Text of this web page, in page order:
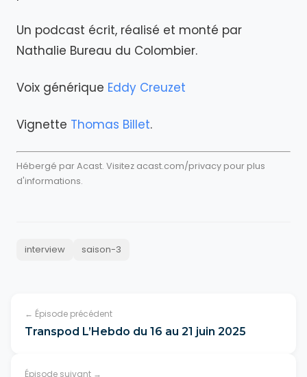
Un podcast écrit, réalisé et monté par
Nathalie Bureau du Colombier.
Voix générique Eddy Creuzet
Vignette Thomas Billet.
Hébergé par Acast. Visitez acast.com/privacy pour plus
d'informations.
interview saison-3
← Épisode précédent
Transpod L’Hebdo du 16 au 21 juin 2025
Épisode suivant →